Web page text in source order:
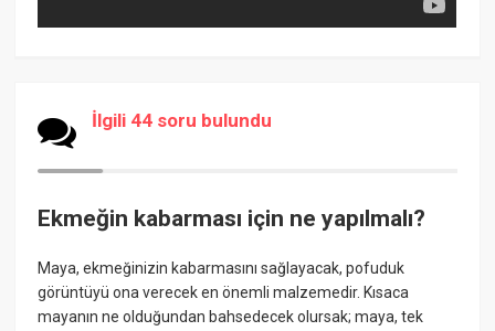
İlgili 44 soru bulundu
Ekmeğin kabarması için ne yapılmalı?
Maya, ekmeğinizin kabarmasını sağlayacak, pofuduk
görüntüyü ona verecek en önemli malzemedir. Kısaca
mayanın ne olduğundan bahsedecek olursak; maya, tek